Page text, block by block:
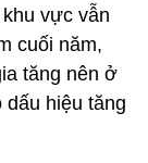
vực vẫn
cuối năm,
tăng nên ở
dấu hiệu tăng